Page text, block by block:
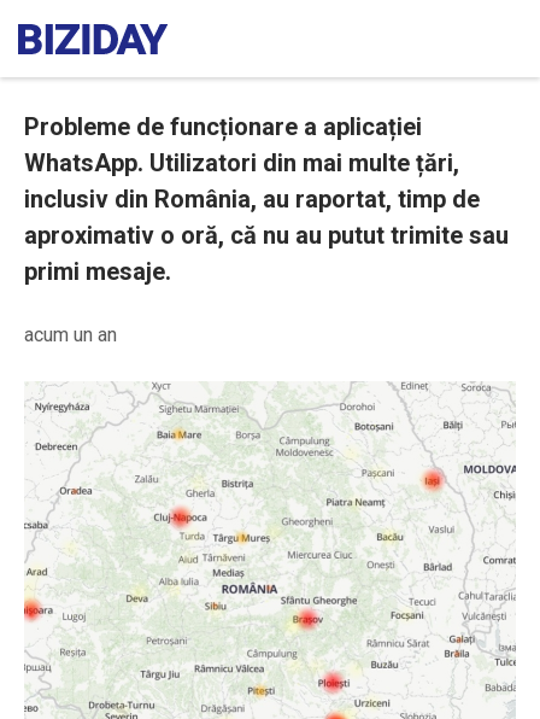
Probleme de funcționare a aplicației
WhatsApp. Utilizatori din mai multe țări,
inclusiv din România, au raportat, timp de
aproximativ o oră, că nu au putut trimite sau
primi mesaje.
acum un an